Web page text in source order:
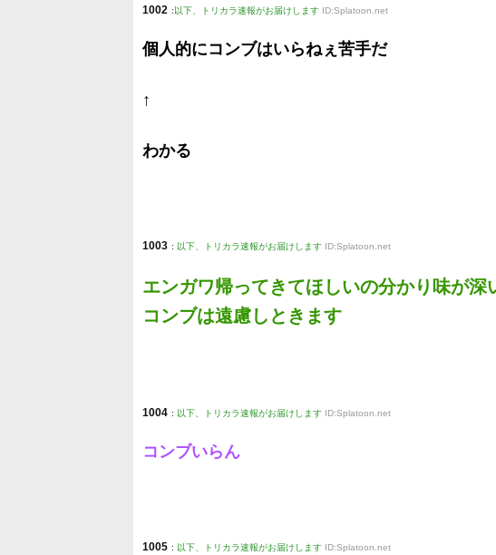
1002 : 以下、トリカラ速報がお届けします ID:Splatoon.net
個人的にコンブはいらねぇ苦手だ
↑
わかる
1003 : 以下、トリカラ速報がお届けします ID:Splatoon.net
エンガワ帰ってきてほしいの分かり味が
コンブは遠慮しときます
1004 : 以下、トリカラ速報がお届けします ID:Splatoon.net
コンブいらん
1005 : 以下、トリカラ速報がお届けします ID:Splatoon.net